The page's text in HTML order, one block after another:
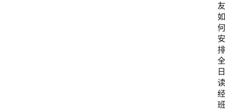
如
何
安
排
全
日
读
经
班